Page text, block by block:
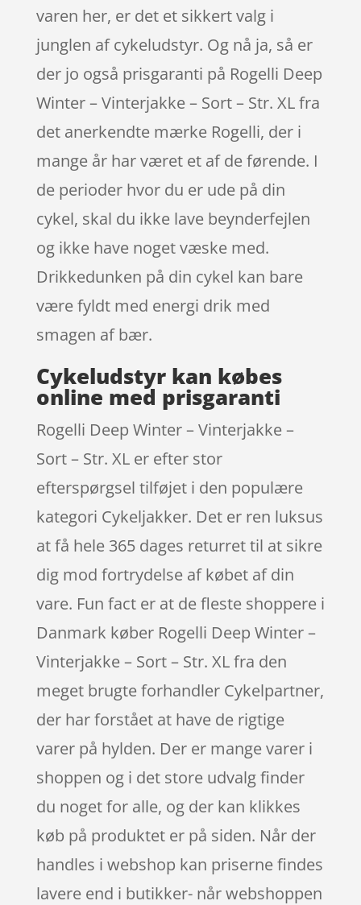
varen her, er det et sikkert valg i
junglen af cykeludstyr. Og nå ja, så er
der jo også prisgaranti på Rogelli Deep
Winter – Vinterjakke – Sort – Str. XL fra
det anerkendte mærke Rogelli, der i
mange år har været et af de førende. I
de perioder hvor du er ude på din
cykel, skal du ikke lave beynderfejlen
og ikke have noget væske med.
Drikkedunken på din cykel kan bare
være fyldt med energi drik med
smagen af bær.
Cykeludstyr kan købes
online med prisgaranti
Rogelli Deep Winter – Vinterjakke –
Sort – Str. XL er efter stor
efterspørgsel tilføjet i den populære
kategori Cykeljakker. Det er ren luksus
at få hele 365 dages returret til at sikre
dig mod fortrydelse af købet af din
vare. Fun fact er at de fleste shoppere i
Danmark køber Rogelli Deep Winter –
Vinterjakke – Sort – Str. XL fra den
meget brugte forhandler Cykelpartner,
der har forstået at have de rigtige
varer på hylden. Der er mange varer i
shoppen og i det store udvalg finder
du noget for alle, og der kan klikkes
køb på produktet er på siden. Når der
handles i webshop kan priserne findes
lavere end i butikker- når webshoppen